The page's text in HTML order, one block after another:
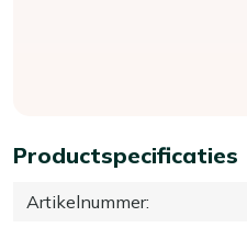
Productspecificaties
Artikelnummer: